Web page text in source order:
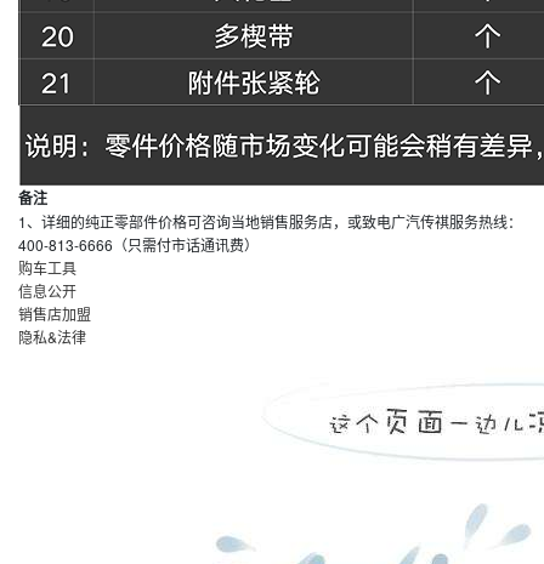
备注
1、详细的纯正零部件价格可咨询当地销售服务店，或致电广汽传祺服务热线：
400-813-6666（只需付市话通讯费）
购车工具
信息公开
销售店加盟
隐私&法律